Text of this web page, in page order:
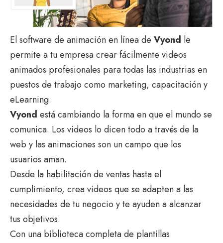
El software de animación en línea de Vyond le
permite a tu empresa crear fácilmente videos
animados profesionales para todas las industrias en
puestos de trabajo como marketing, capacitación y
eLearning.
Vyond está cambiando la forma en que el mundo se
comunica. Los videos lo dicen todo a través de la
web y las animaciones son un campo que los
usuarios aman.
Desde la habilitación de ventas hasta el
cumplimiento, crea videos que se adapten a las
necesidades de tu negocio y te ayuden a alcanzar
tus objetivos.
Con una biblioteca completa de plantillas